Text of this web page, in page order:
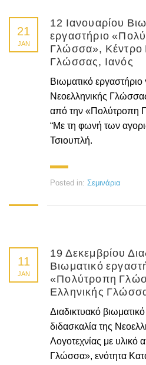
21
JAN
12 Ιανουαρίου
εργαστήριο
Γλώσσα», Κέντρο
Γλώσσας, Ιανός
Βιωματικό εργαστήριο
Νεοελληνικής
από την «Πολύτροπη
“Με τη φωνή των
Τσιουπλή.
Posted in: Σεμινάρια
11
JAN
19 Δεκεμβρίου
Βιωματικό
«Πολύτροπη
Ελληνικής
Διαδικτυακό
διδασκαλία της
Λογοτεχνίας με
Γλώσσα», ενότητα